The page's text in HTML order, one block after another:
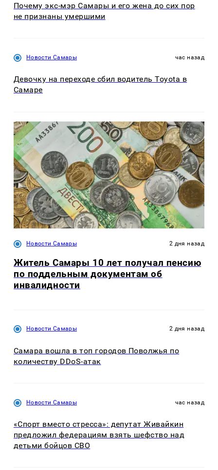
Почему экс-мэр Самары и его жена до сих пор
не признаны умершими
Новости Самары час назад
Девочку на переходе сбил водитель Toyota в
Самаре
Новости Самары 2 дня назад
Житель Самары 10 лет получал пенсию
по поддельным документам об
инвалидности
Новости Самары 2 дня назад
Самара вошла в топ городов Поволжья по
количеству DDoS-атак
Новости Самары час назад
«Спорт вместо стресса»: депутат Живайкин
предложил федерациям взять шефство над
детьми бойцов СВО